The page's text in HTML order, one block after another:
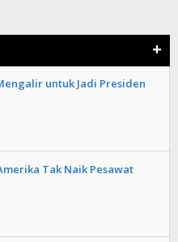
+
untuk Jadi Presiden
Tak Naik Pesawat